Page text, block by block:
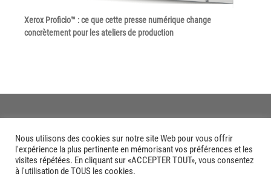
Xerox Proficio™ : ce que cette presse numérique change
concrètement pour les ateliers de production
Nous utilisons des cookies sur notre site Web pour vous offrir
l'expérience la plus pertinente en mémorisant vos préférences et les
visites répétées. En cliquant sur «ACCEPTER TOUT», vous consentez
à l'utilisation de TOUS les cookies.